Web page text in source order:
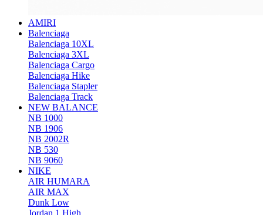
AMIRI
Balenciaga
Balenciaga 10XL
Balenciaga 3XL
Balenciaga Cargo
Balenciaga Hike
Balenciaga Stapler
Balenciaga Track
NEW BALANCE
NB 1000
NB 1906
NB 2002R
NB 530
NB 9060
NIKE
AIR HUMARA
AIR MAX
Dunk Low
Jordan 1 High